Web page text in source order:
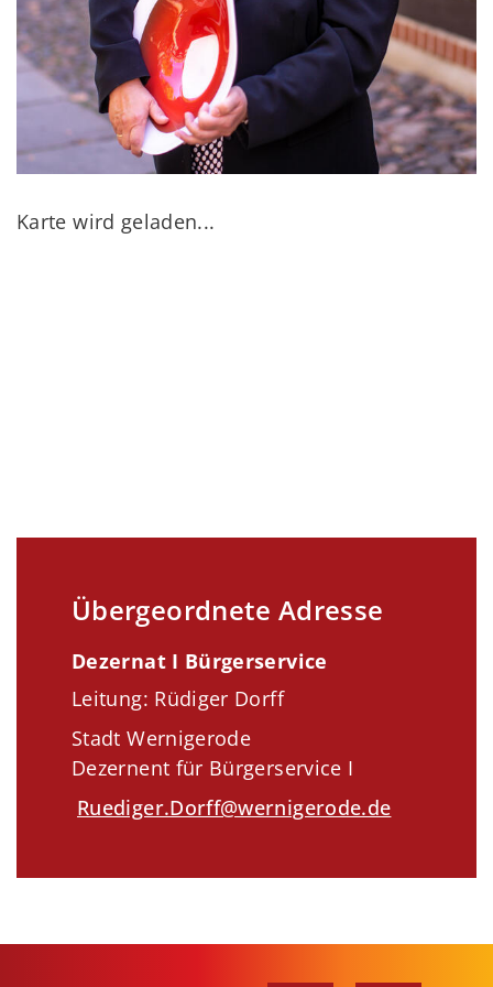
Karte wird geladen...
Übergeordnete Adresse
Dezernat I Bürgerservice
Leitung: Rüdiger Dorff
Stadt Wernigerode
Dezernent für Bürgerservice I
Ruediger.Dorff@wernigerode.de